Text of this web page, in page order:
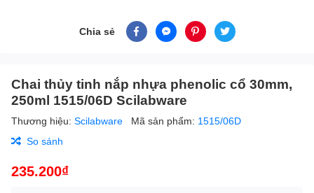
Chia sẻ
Chai thủy tinh nắp nhựa phenolic cổ 30mm,
250ml 1515/06D Scilabware
Thương hiệu: Scilabware Mã sản phẩm: 1515/06D
So sánh
235.200₫